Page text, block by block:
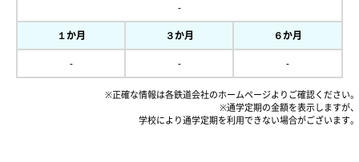
-
１か月 ３か月 ６か月
- - -
※正確な情報は各鉄道会社のホームページよりご確認ください。
※通学定期の金額を表示しますが、
学校により通学定期を利用できない場合がございます。